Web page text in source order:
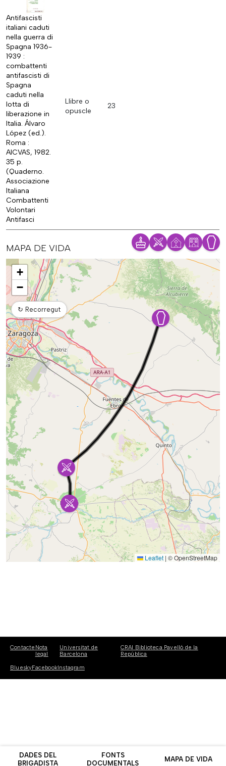
Antifascisti
italiani caduti
nella guerra di
Spagna 1936-
1939 :
combattenti
antifascisti di
Spagna
caduti nella
lotta di
liberazione in
Italia. Álvaro
López (ed.).
Roma :
AICVAS, 1982.
35 p.
(Quaderno.
Associazione
Italiana
Combattenti
Volontari
Antifasci
Llibre o
opuscle
23
DADES DEL
BRIGADISTA
FONTS
DOCUMENTALS
MAPA DE VIDA
MAPA DE VIDA
Mapa
+
−
↻ Recorregut
Leaflet | © OpenStreetMap
Contacte Nota
legal
Universitat de
Barcelona
CRAI Biblioteca Pavelló de la
República
BlueskyFacebookInstagram